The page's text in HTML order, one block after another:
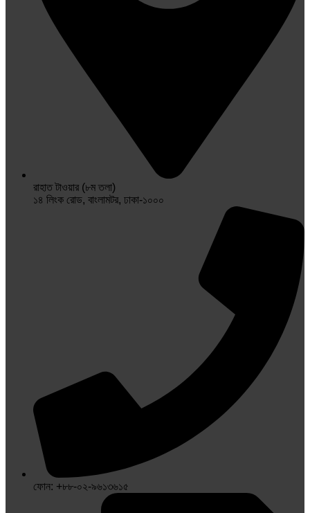
রাহাত টাওয়ার (৮ম তলা)
১৪ লিংক রোড, বাংলামটর, ঢাকা-১০০০
ফোন: +৮৮-০২-৯৬১৩৬১৫